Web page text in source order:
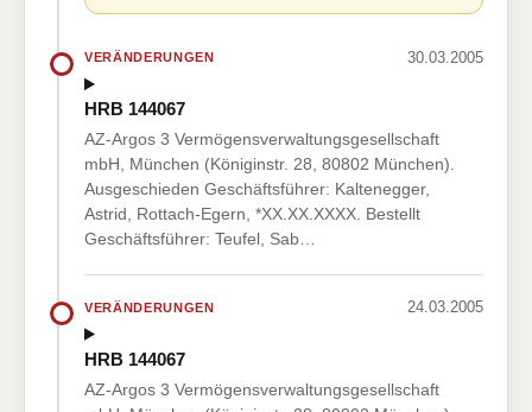
VERÄNDERUNGEN 30.03.2005
HRB 144067
AZ-Argos 3 Vermögensverwaltungsgesellschaft
mbH, München (Königinstr. 28, 80802 München).
Ausgeschieden Geschäftsführer: Kaltenegger,
Astrid, Rottach-Egern, *XX.XX.XXXX. Bestellt
Geschäftsführer: Teufel, Sab…
VERÄNDERUNGEN 24.03.2005
HRB 144067
AZ-Argos 3 Vermögensverwaltungsgesellschaft